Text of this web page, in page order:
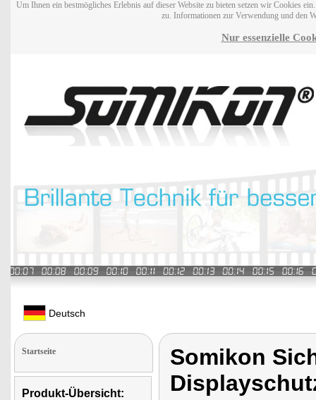
Um Ihnen ein bestmögliches Erlebnis auf dieser Website zu bieten setzen wir Cookies
zu. Informationen zur Verwendung und den
Nur essenzielle
Deutsch
Startseite
Produkt-Übersicht:
Somikon